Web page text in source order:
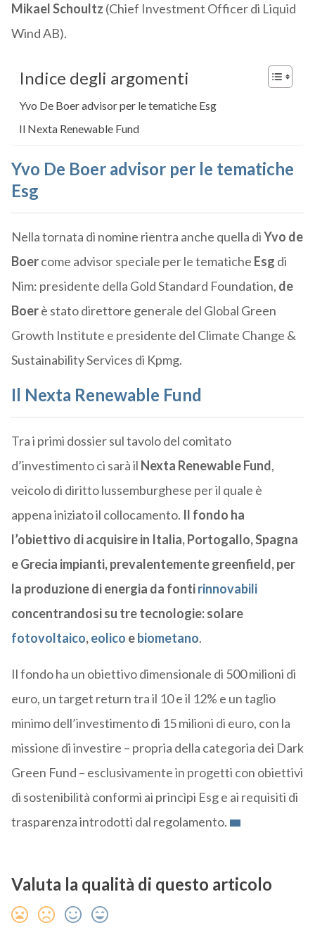
Mikael Schoultz (Chief Investment Officer di Liquid
Wind AB).
Indice degli argomenti
Yvo De Boer advisor per le tematiche Esg
Il Nexta Renewable Fund
Yvo De Boer advisor per le tematiche
Esg
Nella tornata di nomine rientra anche quella diYvo de
Boercome advisor speciale per le tematiche Esg di
Nim: presidente della Gold Standard Foundation, de
Boerè stato direttore generale del Global Green
Growth Institute e presidente del Climate Change &
Sustainability Services di Kpmg.
Il Nexta Renewable Fund
Tra i primi dossier sul tavolo del comitato
d’investimento ci sarà il Nexta Renewable Fund,
veicolo di diritto lussemburghese per il quale è
appena iniziato il collocamento. Il fondo ha
l’obiettivo di acquisire in Italia, Portogallo, Spagna
e Grecia impianti, prevalentemente greenfield, per
la produzione di energia da fontirinnovabili
concentrandosi su tre tecnologie: solare
fotovoltaico,eolico ebiometano.
Il fondo ha un obiettivo dimensionale di 500 milioni di
euro, un target return tra il 10 e il 12% e un taglio
minimo dell’investimento di 15 milioni di euro, con la
missione di investire – propria della categoria dei Dark
Green Fund – esclusivamente in progetti con obiettivi
di sostenibilità conformi ai princìpi Esg e ai requisiti di
trasparenza introdotti dal regolamento.
Valuta la qualità di questo articolo